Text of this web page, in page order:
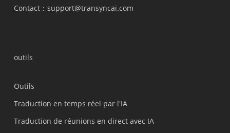
Contact：support@transyncai.com
outils
Outils
Traduction en temps réel par l'IA
Traduction de réunions en direct avec IA